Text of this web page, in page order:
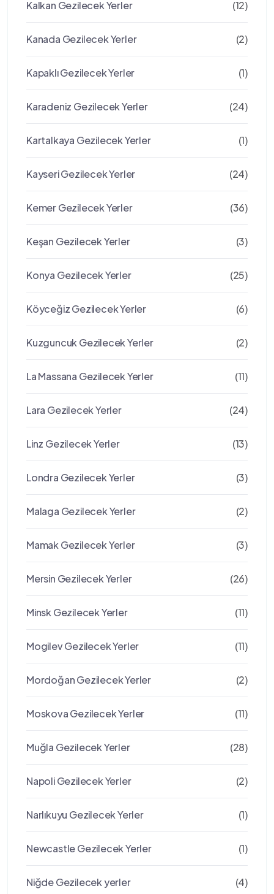
Kalkan Gezilecek Yerler (12)
Kanada Gezilecek Yerler (2)
Kapaklı Gezilecek Yerler (1)
Karadeniz Gezilecek Yerler (24)
Kartalkaya Gezilecek Yerler (1)
Kayseri Gezilecek Yerler (24)
Kemer Gezilecek Yerler (36)
Keşan Gezilecek Yerler (3)
Konya Gezilecek Yerler (25)
Köyceğiz Gezilecek Yerler (6)
Kuzguncuk Gezilecek Yerler (2)
La Massana Gezilecek Yerler (11)
Lara Gezilecek Yerler (24)
Linz Gezilecek Yerler (13)
Londra Gezilecek Yerler (3)
Malaga Gezilecek Yerler (2)
Mamak Gezilecek Yerler (3)
Mersin Gezilecek Yerler (26)
Minsk Gezilecek Yerler (11)
Mogilev Gezilecek Yerler (11)
Mordoğan Gezilecek Yerler (2)
Moskova Gezilecek Yerler (11)
Muğla Gezilecek Yerler (28)
Napoli Gezilecek Yerler (2)
Narlıkuyu Gezilecek Yerler (1)
Newcastle Gezilecek Yerler (1)
Niğde Gezilecek yerler (4)